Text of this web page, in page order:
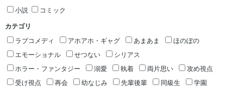
小説
コミック
カテゴリ
ラブコメディ
アホアホ・ギャグ あまあま
ほのぼの
エモーショナル
せつない
シリアス
ホラー・ファンタジー
溺愛 執着 両片思い
攻め視点
受け視点
再会 幼なじみ 先輩後輩 同級生
学園